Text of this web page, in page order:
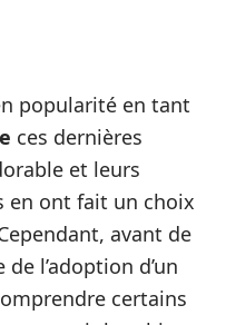
popularité en tant
ces dernières
et leurs
en ont fait un choix
avant de
l’adoption d’un
certains